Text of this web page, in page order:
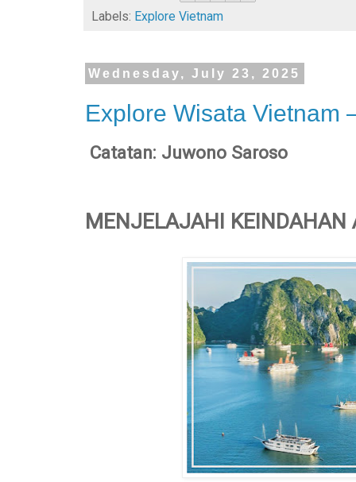
Labels: Explore Vietnam
Wednesday, July 23, 2025
Explore Wisata Vietnam
Catatan: Juwono Saroso
MENJELAJAHI KEINDAHAN